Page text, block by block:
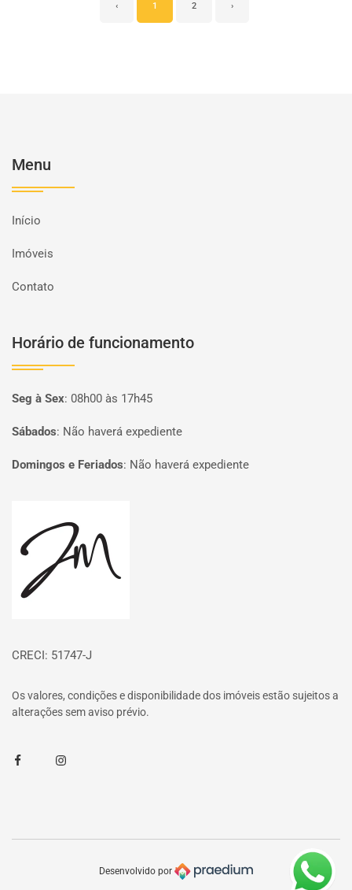
‹ 1 2 ›
Menu
Início
Imóveis
Contato
Horário de funcionamento
Seg à Sex: 08h00 às 17h45
Sábados: Não haverá expediente
Domingos e Feriados: Não haverá expediente
CRECI: 51747-J
Os valores, condições e disponibilidade dos imóveis estão sujeitos a
alterações sem aviso prévio.
FacebookInstagram
Desenvolvido por